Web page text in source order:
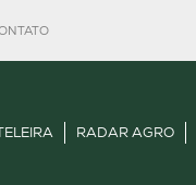
RADAR AGRO